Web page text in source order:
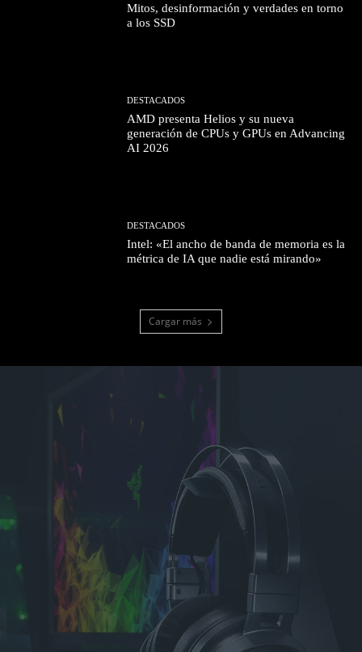
Mitos, desinformación y verdades en torno
a los SSD
DESTACADOS
AMD presenta Helios y su nueva
generación de CPUs y GPUs en Advancing
AI 2026
DESTACADOS
Intel: «El ancho de banda de memoria es la
métrica de IA que nadie está mirando»
Cargar más